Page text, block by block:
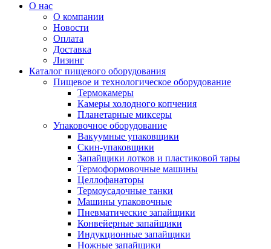
О нас
О компании
Новости
Оплата
Доставка
Лизинг
Каталог пищевого оборудования
Пищевое и технологическое оборудование
Термокамеры
Камеры холодного копчения
Планетарные миксеры
Упаковочное оборудование
Вакуумные упаковщики
Скин-упаковщики
Запайщики лотков и пластиковой тары
Термоформовочные машины
Целлофанаторы
Термоусадочные танки
Машины упаковочные
Пневматические запайщики
Конвейерные запайщики
Индукционные запайщики
Ножные запайщики